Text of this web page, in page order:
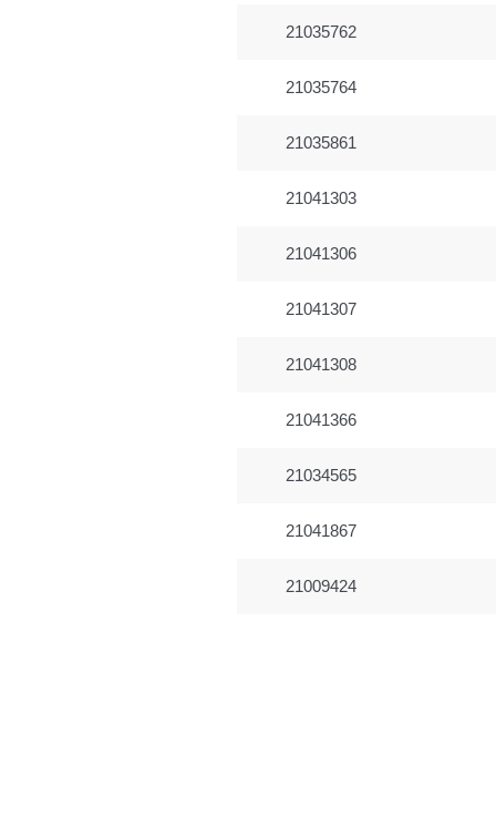
21035762
21035764
21035861
21041303
21041306
21041307
21041308
21041366
21034565
21041867
21009424